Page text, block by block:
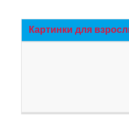
Картинки для